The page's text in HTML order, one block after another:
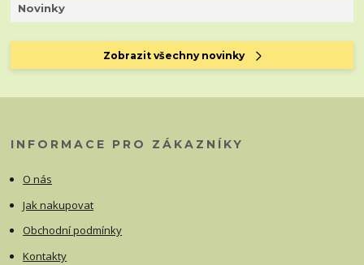
Novinky
Zobrazit všechny novinky
INFORMACE PRO ZÁKAZNÍKY
O nás
Jak nakupovat
Obchodní podmínky
Kontakty